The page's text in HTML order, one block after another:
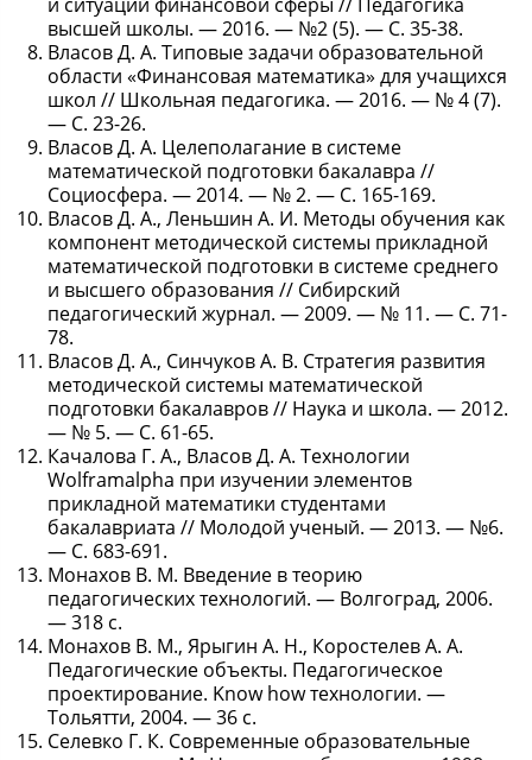
высшей школы. — 2016. — №2 (5). — С. 35-38.
Власов Д. А. Типовые задачи образовательной
области «Финансовая математика» для учащихся
школ // Школьная педагогика. — 2016. — № 4 (7).
— С. 23-26.
Власов Д. А. Целеполагание в системе
математической подготовки бакалавра //
Социосфера. — 2014. — № 2. — С. 165-169.
Власов Д. А., Леньшин А. И. Методы обучения как
компонент методической системы прикладной
математической подготовки в системе среднего
и высшего образования // Сибирский
педагогический журнал. — 2009. — № 11. — С. 71-
78.
Власов Д. А., Синчуков А. В. Стратегия развития
методической системы математической
подготовки бакалавров // Наука и школа. — 2012.
— № 5. — С. 61-65.
Качалова Г. А., Власов Д. А. Технологии
Wolframalpha при изучении элементов
прикладной математики студентами
бакалавриата // Молодой ученый. — 2013. — №6.
— С. 683-691.
Монахов В. М. Введение в теорию
педагогических технологий. — Волгоград, 2006.
— 318 с.
Монахов В. М., Ярыгин А. Н., Коростелев А. А.
Педагогические объекты. Педагогическое
проектирование. Know how технологии. —
Тольятти, 2004. — 36 с.
Селевко Г. К. Современные образовательные